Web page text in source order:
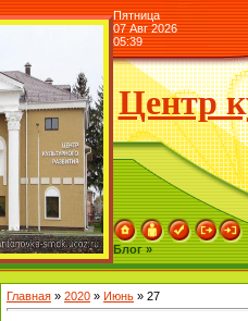
Пятница
07 Авг 2026
05:39
Центр
Блог »
Главная » 2020 » Июнь » 27